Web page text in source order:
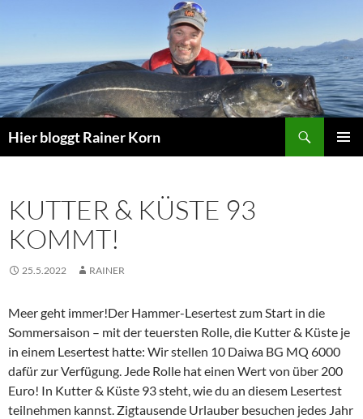
Hier bloggt Rainer Korn
KUTTER & KÜSTE 93
KOMMT!
25.5.2022 RAINER
Meer geht immer!Der Hammer-Lesertest zum Start in die
Sommersaison – mit der teuersten Rolle, die Kutter & Küste je
in einem Lesertest hatte: Wir stellen 10 Daiwa BG MQ 6000
dafür zur Verfügung. Jede Rolle hat einen Wert von über 200
Euro! In Kutter & Küste 93 steht, wie du an diesem Lesertest
teilnehmen kannst. Zigtausende Urlauber besuchen jedes Jahr